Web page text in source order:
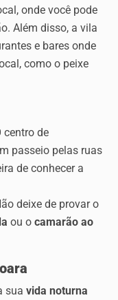
onde você pode
Além disso, a vila
e bares onde
como o peixe
centro de
passeio pelas ruas
de conhecer a
deixe de provar o
ou o camarão ao
sua vida noturna